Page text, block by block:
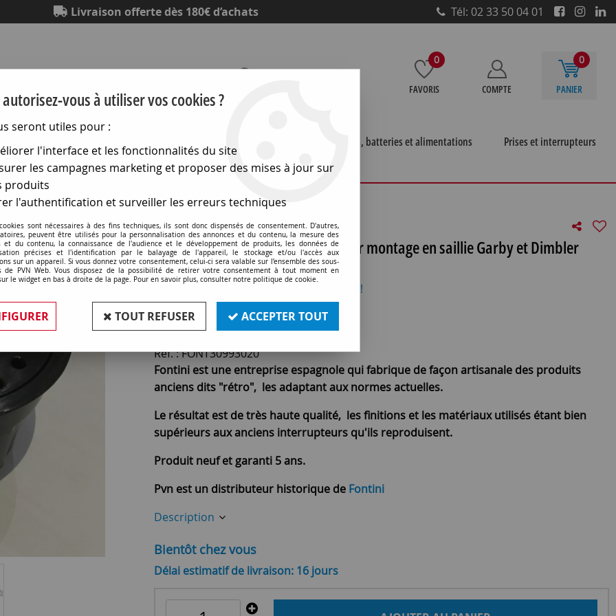
Livraison offerte dès 180€ d’achats Tél: 02 33 50 04 01
0
FAVORIS COMPTE
0
PANIER
Piles, batteries et alimentations
Prises et interrupteurs
interrupteurs en saillie Dimbler>Boîte d'encastrement à l'unité pour montage en saillie Garby et Dimbler
Boîte d'encastrement à l'unité pour montage en saillie Garby et Dimbler
Ø50mm (30993020)
Soyez le premier à donner votre avis !
6,50 TTC
Réf. :FONT30993020
Fontini est une entreprise espagnole qui fabrique de façon artisanale des produits
anciens dits "rétro", les adaptant aux normes actuelles.
Le résultat est de très haute qualité, les finitions et les matériaux utilisés étant bien
supérieurs aux anciens interrupteurs qu'ils reproduisent.
Produit neuf et garanti 5 ans.
Pvn est un distributeur historique de Fontini
Description
Bientôt chez vous
Délai estimatif de livraison: 16 jours
vous à utiliser vos cookies ?
seront utiles pour :
l'interface et les fonctionnalités du site
les campagnes marketing et proposer des mises à jour sur
produits
l'authentification et surveiller les erreurs techniques
sont nécessaires à des fins techniques, ils sont donc dispensés de consentement. D'autres,
peuvent être utilisés pour la personnalisation des annonces et du contenu, la mesure des
et du contenu, la connaissance de l'audience et le développement de produits, les données de
précises et l'identification par le balayage de l'appareil, le stockage et/ou l'accès aux
sur un appareil. Si vous donnez votre consentement, celui-ci sera valable sur l’ensemble des sous-
de PVN Web. Vous disposez de la possibilité de retirer votre consentement à tout moment en
le widget en bas à droite de la page. Pour en savoir plus, consulter notre politique de cookie.
TOUT REFUSER ACCEPTER TOUT